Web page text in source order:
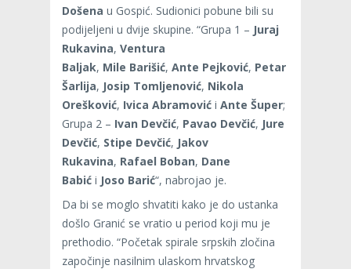
Došena u Gospić. Sudionici pobune bili su
podijeljeni u dvije skupine. “Grupa 1 – Juraj
Rukavina, Ventura
Baljak, Mile Barišić, Ante Pejković, Petar
Šarlija, Josip Tomljenović, Nikola
Orešković, Ivica Abramović i Ante Šuper;
Grupa 2 – Ivan Devčić, Pavao Devčić, Jure
Devčić, Stipe Devčić, Jakov
Rukavina, Rafael Boban, Dane
Babić i Joso Barić“, nabrojao je.
Da bi se moglo shvatiti kako je do ustanka
došlo Granić se vratio u period koji mu je
prethodio. “Početak spirale srpskih zločina
započinje nasilnim ulaskom hrvatskog